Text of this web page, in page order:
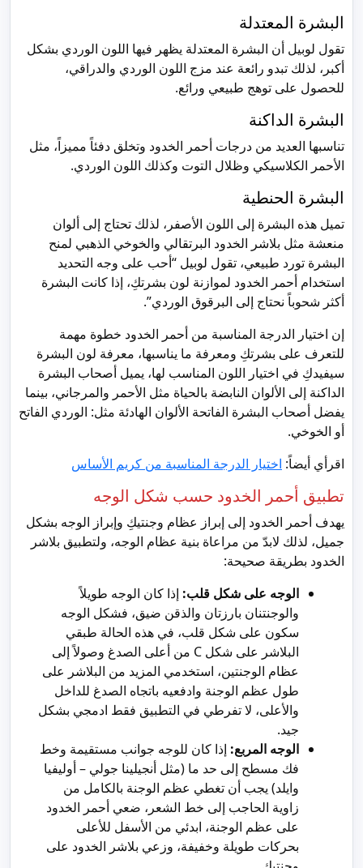
البشرة المعتدلة
تقول لوبيل أن البشرة المعتدلة يظهر فيها اللون الوردي بشكل
أكبر، لذلك تبدو رائعة عند مزج اللون الوردي والدراقي،
للحصول على توهج طبيعي ورائع.
البشرة الداكنة
تناسبها العديد من درجات أحمر الخدود وتخلق دفئاً مميزاً، مثل
الأحمر الكلاسيكي وظلال التوت وكذلك اللون الوردي.
البشرة الحنطية
تميل هذه البشرة إلى اللون الأصفر، لذلك تحتاج إلى ألوان
منعشة مثل بلاشر الخدود البرتقالي والخوخي الذهبي لمنح
البشرة تورد طبيعي، تقول لوبيل “أحب على وجه التحديد
استخدام أحمر الخدود لموازنة لون بشرتكِ، إذا كانت البشرة
أكثر شحوباً نحتاج إلى البرقوق الوردي”.
إن اختيار الدرجة المناسبة من أحمر الخدود خطوة مهمة
للتعرف على بشرتكِ ومعرفة ما يناسبها، معرفة لون البشرة
سيفيدكِ في اختيار اللون المناسب لها، يميل أصحاب البشرة
الداكنة إلى الألوان النابضة بالحياة مثل الأحمر والمرجاني، بينما
يفضل أصحاب البشرة الفاتحة الألوان الهادئة مثل: الوردي الفاتح
أو الخوخي.
اقرأي أيضاً: اختيار الدرجة المناسبة من كريم الأساس
تطبيق أحمر الخدود حسب شكل الوجه
يهدف أحمر الخدود إلى إبراز عظام وجنتيكِ وإبراز الوجه بشكل
جميل، لذلك لابدّ من مراعاة بنية عظام الوجه، ولتطبيق بلاشر
الخدود بطريقة صحيحة:
الوجه على شكل قلب: إذا كان الوجه طويلاً
والوجنتنان بارزتان والذقن ضيق، فشكل الوجه
سكون على شكل قلب، في هذه الحالة طبقي
البلاشر على شكل C من أعلى الصدغ وصولاً إلى
عظام الوجنتين، استخدمي المزيد من البلاشر على
طول عظم الوجنة وادفعيه باتجاه الصدغ للداخل
والأعلى، لا تفرطي في التطبيق فقط ادمجي بشكل
جيد.
الوجه المربع: إذا كان للوجه جوانب مستقيمة وخط
فك مسطح إلى حد ما (مثل أنجيلينا جولي – أوليفيا
وايلد) يجب أن تغطي عظم الوجنة بالكامل من
زاوية الحاجب إلى خط الشعر، ضعي أحمر الخدود
على عظم الوجنة، ابدئي من الأسفل للأعلى
بحركات طويلة وخفيفة، وزعي بلاشر الخدود على